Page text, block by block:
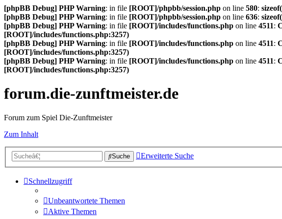
[phpBB Debug] PHP Warning: in file [ROOT]/phpbb/session.php on line 580:
[phpBB Debug] PHP Warning: in file [ROOT]/phpbb/session.php on line 636:
[phpBB Debug] PHP Warning: in file [ROOT]/includes/functions.php on line 4511:
[ROOT]/includes/functions.php:3257)
[phpBB Debug] PHP Warning: in file [ROOT]/includes/functions.php on line 4511:
[ROOT]/includes/functions.php:3257)
[phpBB Debug] PHP Warning: in file [ROOT]/includes/functions.php on line 4511:
[ROOT]/includes/functions.php:3257)
forum.die-zunftmeister.de
Forum zum Spiel Die-Zunftmeister
Zum Inhalt
Suche Erweiterte Suche
Schnellzugriff
Unbeantwortete Themen
Aktive Themen